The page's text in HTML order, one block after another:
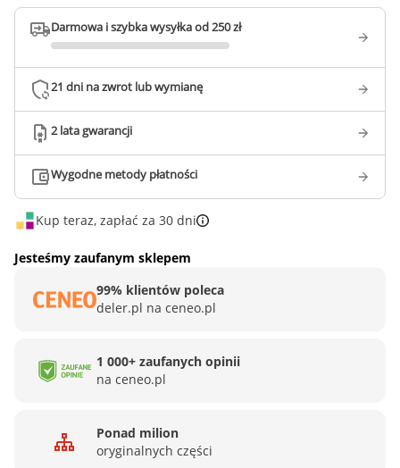
Darmowa i szybka wysyłka od 250 zł
21 dni na zwrot lub wymianę
2 lata gwarancji
Wygodne metody płatności
Kup teraz, zapłać za 30 dni
Jesteśmy zaufanym sklepem
99% klientów poleca
deler.pl na ceneo.pl
1 000+ zaufanych opinii
na ceneo.pl
Ponad milion
oryginalnych części